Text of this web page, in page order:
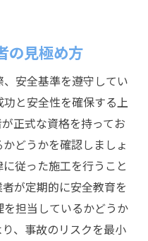
の見極め方
安全基準を遵守してい
と安全性を確保する上
正式な資格を持ってお
どうかを確認しましょ
従った施工を行うこと
が定期的に安全教育を
担当しているかどうか
、事故のリスクを最小